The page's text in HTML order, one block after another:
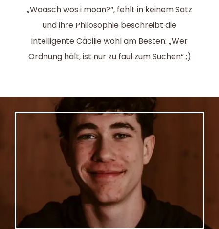
„Woasch wos i moan?“, fehlt in keinem Satz
und ihre Philosophie beschreibt die
intelligente Cäcilie wohl am Besten: „Wer
Ordnung hält, ist nur zu faul zum Suchen“ ;)